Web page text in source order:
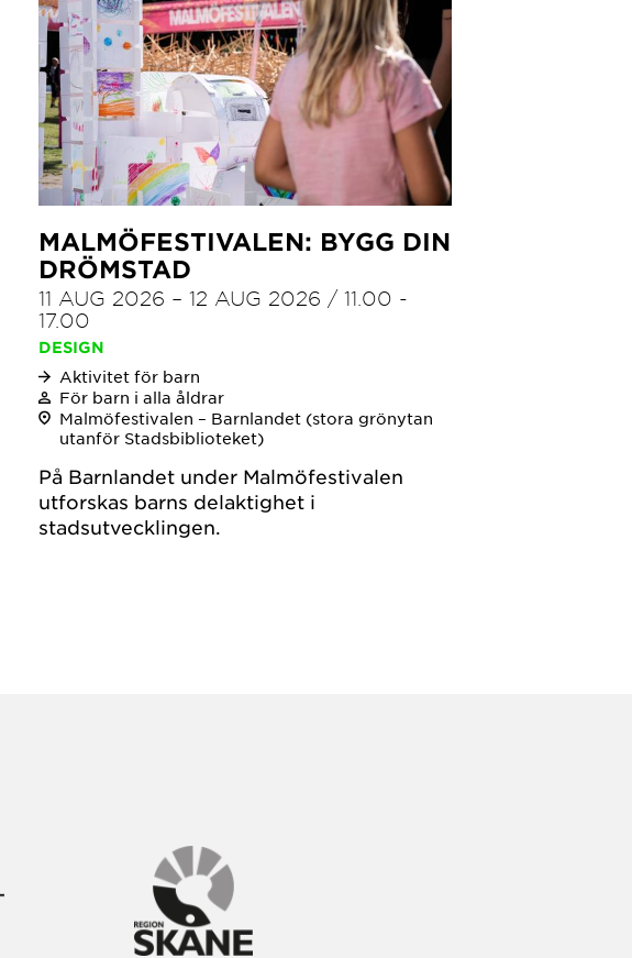
MALMÖFESTIVALEN: BYGG DIN
DRÖMSTAD
11 AUG 2026 – 12 AUG 2026 / 11.00 -
17.00
DESIGN
Aktivitet för barn
För barn i alla åldrar
Malmöfestivalen – Barnlandet (stora grönytan
utanför Stadsbiblioteket)
På Barnlandet under Malmöfestivalen
utforskas barns delaktighet i
stadsutvecklingen.